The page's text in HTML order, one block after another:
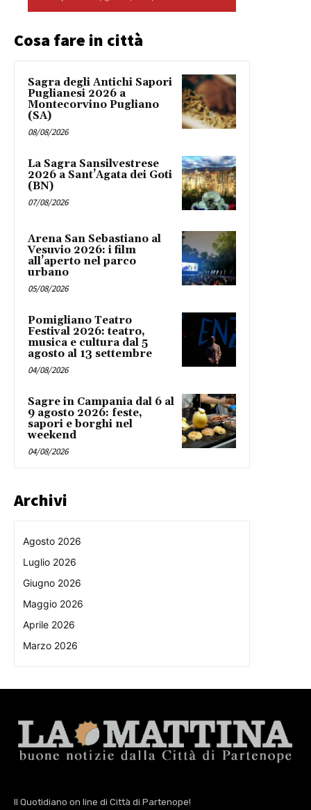
Cosa fare in città
Sagra degli Antichi Sapori
Puglianesi 2026 a
Montecorvino Pugliano
(SA)
08/08/2026
La Sagra Sansilvestrese
2026 a Sant’Agata dei Goti
(BN)
07/08/2026
Arena San Sebastiano al
Vesuvio 2026: i film
all’aperto nel parco
urbano
05/08/2026
Pomigliano Teatro
Festival 2026: teatro,
musica e cultura dal 5
agosto al 13 settembre
04/08/2026
Sagre in Campania dal 6 al
9 agosto 2026: feste,
sapori e borghi nel
weekend
04/08/2026
Archivi
Agosto 2026
Luglio 2026
Giugno 2026
Maggio 2026
Aprile 2026
Marzo 2026
Il Quotidiano on line di Città di Partenope!